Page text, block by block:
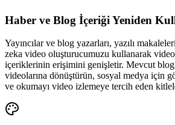
Haber ve Blog İçeriği Yeniden
Yayıncılar ve blog yazarları, yazılı
zeka video oluşturucumuzu kullanarak
içeriklerinin erişimini genişletir. Mevcut
videolarına dönüştürün, sosyal medya için
ve okumayı video izlemeye tercih eden